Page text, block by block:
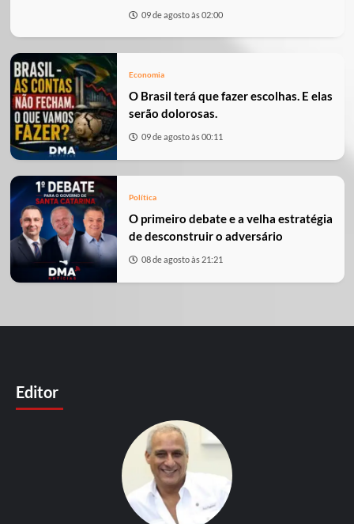
09 de agosto às 02:00
Economia
O Brasil terá que fazer escolhas. E elas
serão dolorosas.
09 de agosto às 00:11
Política
O primeiro debate e a velha estratégia
de desconstruir o adversário
08 de agosto às 21:21
Editor